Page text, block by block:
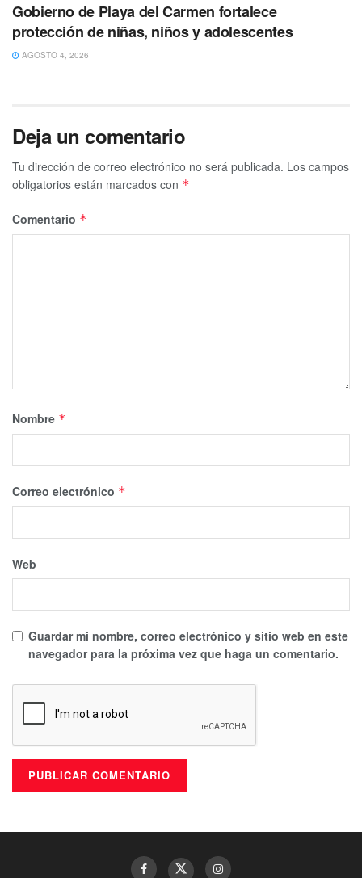
Gobierno de Playa del Carmen fortalece
protección de niñas, niños y adolescentes
AGOSTO 4, 2026
Deja un comentario
Tu dirección de correo electrónico no será publicada. Los campos
obligatorios están marcados con *
Comentario *
Nombre *
Correo electrónico *
Web
Guardar mi nombre, correo electrónico y sitio web en este
navegador para la próxima vez que haga un comentario.